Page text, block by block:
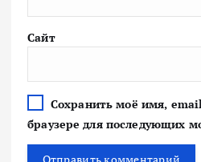
Сайт
Сохранить моё имя,
браузере для последующих